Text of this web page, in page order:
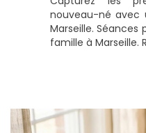
nouveau-né avec
Marseille. Séances
famille à Marseille.